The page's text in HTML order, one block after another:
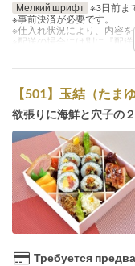
Мелкий шрифт ※3日前ま
※事前決済が必要です。
※仕入れ状況により、内容
※配送の場合には別に『配
【501】玉結（たま
欲張りに海鮮と穴子の
Требуется